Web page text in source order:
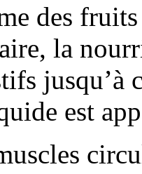
des
la
jusqu’à
est